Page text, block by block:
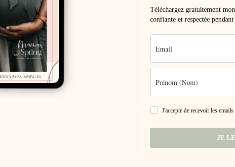
Téléchargez gratuitement
confiante et respectée
J'accepte de recevoir les
JE